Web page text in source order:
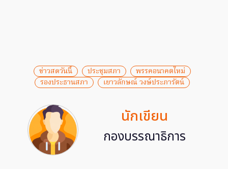
ข่าวสดวันนี้ ประชุมสภา
พรรคอนาคตใหม่
รองประธานสภา
เยาวลักษณ์ วงษ์ประภารัตน์
นักเขียน
กองบรรณาธิการ